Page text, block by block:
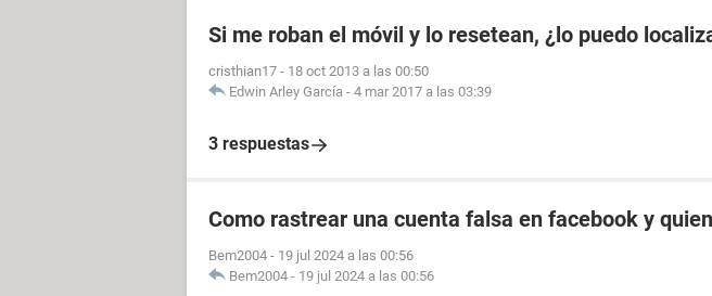
Si me roban el móvil y lo resetean, ¿lo puedo
cristhian17 - 18 oct 2013 a las 00:50
Edwin Arley García - 4 mar 2017 a las 03:39
3 respuestas
Como rastrear una cuenta falsa en facebook y
Bem2004 - 19 jul 2024 a las 00:56
Bem2004 - 19 jul 2024 a las 00:56